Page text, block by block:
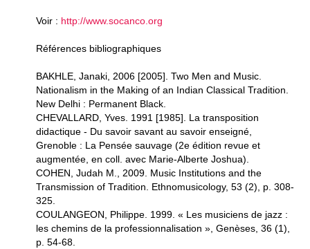
Voir : http://www.socanco.org
Références bibliographiques
BAKHLE, Janaki, 2006 [2005]. Two Men and Music.
Nationalism in the Making of an Indian Classical Tradition.
New Delhi : Permanent Black.
CHEVALLARD, Yves. 1991 [1985]. La transposition
didactique - Du savoir savant au savoir enseigné,
Grenoble : La Pensée sauvage (2e édition revue et
augmentée, en coll. avec Marie-Alberte Joshua).
COHEN, Judah M., 2009. Music Institutions and the
Transmission of Tradition. Ethnomusicology, 53 (2), p. 308-
325.
COULANGEON, Philippe. 1999. « Les musiciens de jazz :
les chemins de la professionnalisation », Genèses, 36 (1),
p. 54-68.